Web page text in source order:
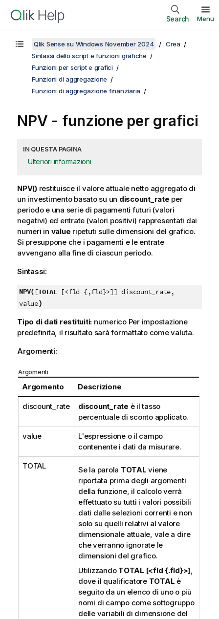
Search Menu
Qlik Sense su Windows November 2024
Crea
Sintassi dello script e funzioni grafiche
Funzioni per script e grafici
Funzioni di aggregazione
Funzioni di aggregazione finanziaria
NPV - funzione per grafici
IN QUESTA PAGINA
Ulteriori informazioni
NPV()restituisce il valore attuale netto aggregato di
un investimento basato su un discount_rate per
periodo e una serie di pagamenti futuri (valori
negativi) ed entrate (valori positivi) rappresentati dai
numeri in value ripetuti sulle dimensioni del grafico.
Si presuppone che i pagamenti e le entrate
avvengano alla fine di ciascun periodo.
Sintassi:
NPV( [TOTAL[<fld {,fld}>]] discount_rate,
value)
Tipo di dati restituiti: numerico Per impostazione
predefinita, il risultato sarà formattato come valuta.
Argomenti:
Argomenti
Argomento Descrizione
discount_rate discount_rate è il tasso
percentuale di sconto applicato.
value
L'espressione o il campo
contenente i dati da misurare.
TOTAL Se la parola TOTAL viene
riportata prima degli argomenti
della funzione, il calcolo verrà
effettuato su tutti i valori possibili
dati dalle selezioni correnti e non
solo su quelli relativi al valore
dimensionale attuale, vale a dire
che verranno ignorate le
dimensioni del grafico.
Utilizzando TOTAL [<fld {.fld}>],
dove il qualificatore TOTAL è
seguito da un elenco di uno o più
nomi di campo come sottogruppo
delle variabili di dimensione del